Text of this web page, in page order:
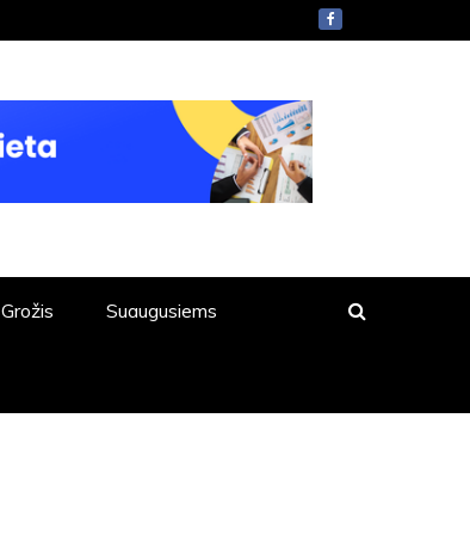
Grožis Suaugusiems